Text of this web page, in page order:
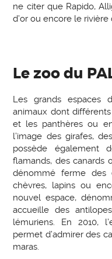
ne citer que Rapido,
d’or ou encore le rivière
Le zoo du
Les grands espaces
animaux dont
et les panthères ou
l’image des girafes,
possède également
flamands, des canards
dénommé ferme des
chèvres, lapins ou
nouvel espace,
accueille des
lémuriens. En 2010,
permet d’admirer des
maras.